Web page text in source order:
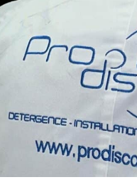
SOPRA
SOPRA TART
SOPRA
Toute la